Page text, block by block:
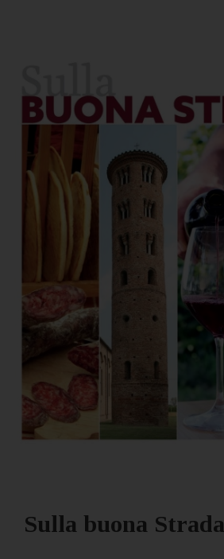
Sulla buona Strada